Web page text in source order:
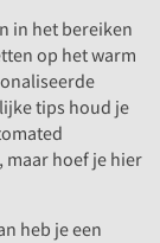
in het bereiken
op het warm
tips houd je
hoef je hier
heb je een